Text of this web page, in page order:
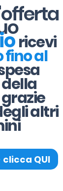
ricevi
fino al
altri
clicca QUI